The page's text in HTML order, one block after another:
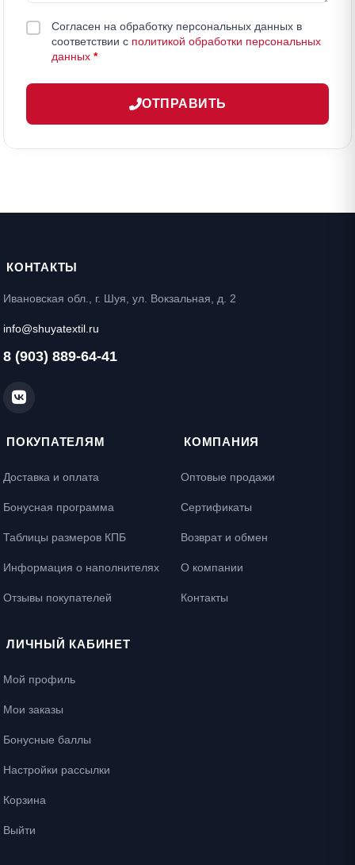
Согласен на обработку персональных данных в
соответствии с политикой обработки персональных
данных *
ОТПРАВИТЬ
КОНТАКТЫ
Ивановская обл., г. Шуя, ул. Вокзальная, д. 2
info@shuyatextil.ru
8 (903) 889-64-41
ПОКУПАТЕЛЯМ
Доставка и оплата
Бонусная программа
Таблицы размеров КПБ
Информация о наполнителях
Отзывы покупателей
КОМПАНИЯ
Оптовые продажи
Сертификаты
Возврат и обмен
О компании
Контакты
ЛИЧНЫЙ КАБИНЕТ
Мой профиль
Мои заказы
Бонусные баллы
Настройки рассылки
Корзина
Выйти